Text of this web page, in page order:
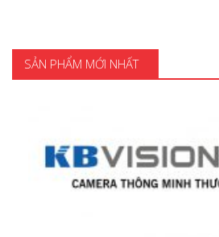
SẢN PHẨM MỚI NHẤT